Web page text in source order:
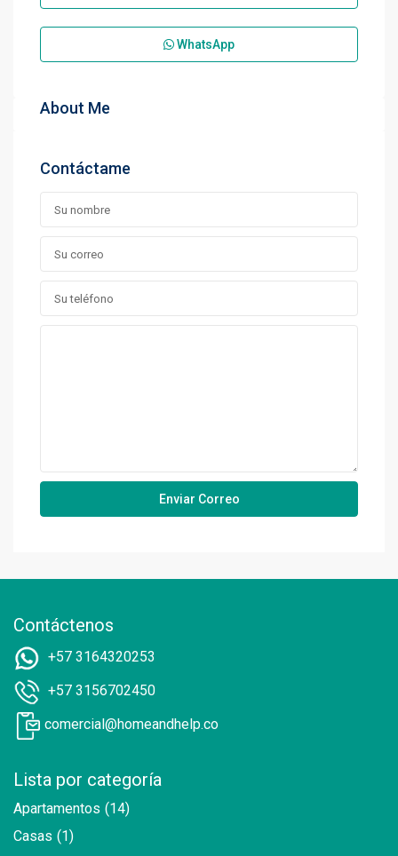
WhatsApp
About Me
Contáctame
Contáctenos
+57 3164320253
+57 3156702450
comercial@homeandhelp.co
Lista por categoría
Apartamentos (14)
Casas (1)